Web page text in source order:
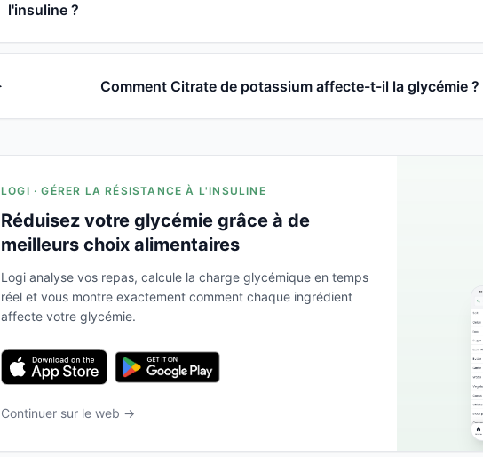
l'insuline ?
Comment Citrate de potassium affecte-t-il la glycémie ?
LOGI · GÉRER LA RÉSISTANCE À L'INSULINE
Réduisez votre glycémie grâce à de
meilleurs choix alimentaires
Logi analyse vos repas, calcule la charge glycémique en temps
réel et vous montre exactement comment chaque ingrédient
affecte votre glycémie.
Continuer sur le web →